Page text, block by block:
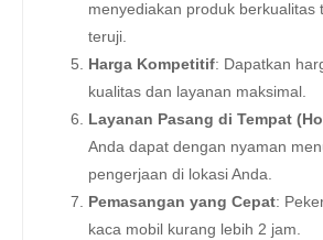
menyediakan produk berkualitas
teruji.
Harga Kompetitif: Dapatkan
kualitas dan layanan maksimal.
Layanan Pasang di Tempat
Anda dapat dengan nyaman
pengerjaan di lokasi Anda.
Pemasangan yang Cepat:
kaca mobil kurang lebih 2 jam.